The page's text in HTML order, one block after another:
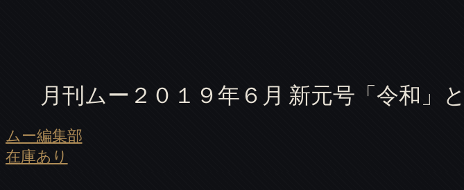
月刊ムー２０１９年６月 新元号「令和」
ムー編集部
在庫あり